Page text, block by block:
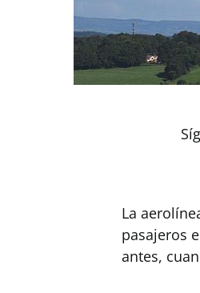
La
pasajeros
antes,